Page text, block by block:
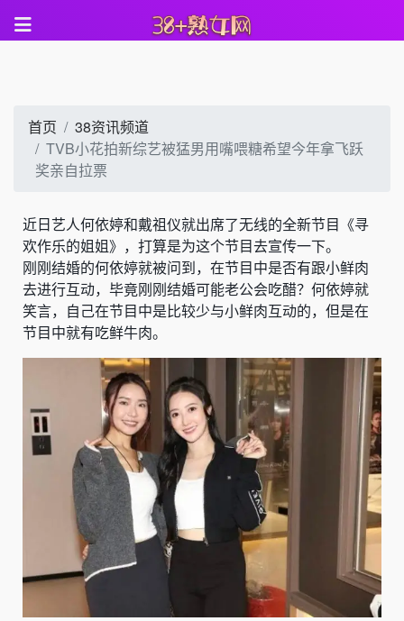
首页
38资讯频道
TVB小花拍新综艺被猛男用嘴喂糖希望今年拿飞跃
奖亲自拉票
近日艺人何依婷和戴祖仪就出席了无线的全新节目《寻
欢作乐的姐姐》，打算是为这个节目去宣传一下。
刚刚结婚的何依婷就被问到，在节目中是否有跟小鲜肉
去进行互动，毕竟刚刚结婚可能老公会吃醋？何依婷就
笑言，自己在节目中是比较少与小鲜肉互动的，但是在
节目中就有吃鲜牛肉。